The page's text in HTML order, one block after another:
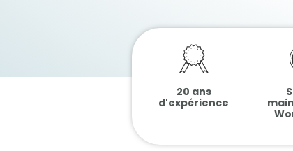
20 ans
d'expérience